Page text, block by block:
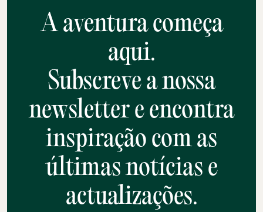
A aventura começa
aqui.
Subscreve a nossa
newsletter e encontra
inspiração com as
últimas notícias e
actualizações.